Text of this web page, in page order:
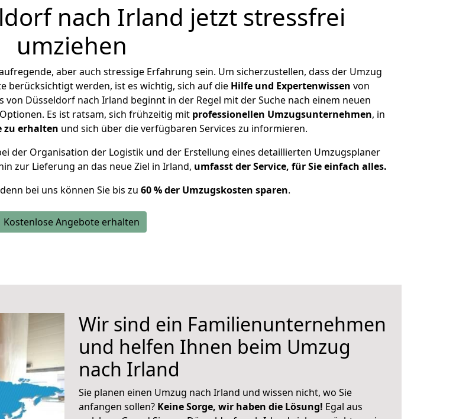
nach Irland jetzt stressfrei
umziehen
aber auch stressige Erfahrung sein. Um sicherzustellen, dass der Umzug
berücksichtigt werden, ist es wichtig, sich auf die Hilfe und Expertenwissen von
von Düsseldorf nach Irland beginnt in der Regel mit der Suche nach einem neuen
Es ist ratsam, sich frühzeitig mit professionellen Umzugsunternehmen, in
zu erhalten und sich über die verfügbaren Services zu informieren.
der Organisation der Logistik und der Erstellung eines detaillierten Umzugsplaner
zur Lieferung an das neue Ziel in Irland, umfasst der Service, für Sie einfach alles.
bei uns können Sie bis zu 60 % der Umzugskosten sparen.
Kostenlose Angebote erhalten
Wir sind ein Familienunternehmen
und helfen Ihnen beim Umzug
nach Irland
Sie planen einen Umzug nach Irland und wissen nicht, wo Sie
anfangen sollen? Keine Sorge, wir haben die Lösung! Egal aus